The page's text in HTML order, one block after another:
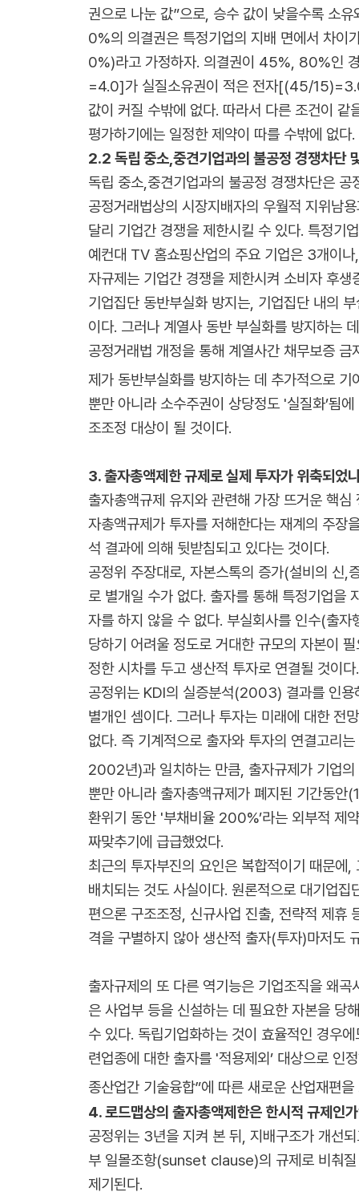
권으로 나눈 값”으로, 승수 값이 낮을수록 소
0%의 의결권은 특정기업의 지배 면에서 차
0%)라고 가정하자. 의결권이 45%, 80%인
=4.0]가 실질소유권이 적은 전자[(45/
값이 커질 수밖에 없다. 따라서 다른 조건이
평가하기에는 일정한 제약이 따를 수밖에 없다.
2.2 독립 중소,중견기업과의 불공정 경쟁차단
독립 중소,중견기업과의 불공정 경쟁차단은
공정거래법상의 시장지배자의 우월적 지위남
달리 기업간 경쟁을 제한시킬 수 있다. 특정기
예컨대 TV 홈쇼핑산업의 주요 기업은 3개이
자규제는 기업간 경쟁을 제한시켜 소비자 후생
기업집단 동반부실화 방지는, 기업집단 내의
이다. 그러나 계열사 동반 부실화를 방지하는
공정거래법 개정을 통해 계열사간 채무보증
제가 동반부실화를 방지하는 데 추가적으로
뿐만 아니라 소수주권이 상당정도 '실질화’됨
조조정 대상이 될 것이다.
3. 출자총액제한 규제로 실제 투자가 위축되었
출자총액규제 유지와 관련해 가장 뜨거운 핵
자총액규제가 투자를 저해한다는 재계의 주장
석 결과에 의해 뒷받침되고 있다는 것이다.
공정위 주장대로, 자본스톡의 증가(설비의 신,
로 별개일 수가 없다. 출자를 통해 특정기업을
자를 하지 않을 수 없다. 부실회사를 인수(출
당하기 어려울 정도로 거대한 규모의 자본이
정한 시차를 두고 생산적 투자로 연결될 것이다.
공정위는 KDI의 실증분석(2003) 결과를 인용
별개인 셈이다. 그러나 투자는 미래에 대한 전
없다. 즉 기계적으로 출자와 투자의 연결고리
2002년)과 일치하는 만큼, 출자규제가 기업
뿐만 아니라 출자총액규제가 폐지된 기간동
환위기 동안 '부채비율 200%’라는 외부적 제
짜맞추기에 급급했었다.
최근의 투자부진의 요인은 복합적이기 때문에
배치되는 것도 사실이다. 원론적으로 대기업
편으론 구조조정, 신규사업 진출, 전략적 제휴
격을 구별하지 않아 생산적 출자(투자)마저도
출자규제의 또 다른 역기능은 기업조직을 왜
은 사업부 등을 신설하는 데 필요한 자본을 당
수 있다. 독립기업화하는 것이 효율적인 경우
련업종에 대한 출자를 '적용제외’ 대상으로 인
종산업간 기술융합”에 따른 새로운 산업재편
4. 로드맵상의 출자총액제한은 한시적 규제인
공정위는 3년을 지켜 본 뒤, 지배구조가 개선
부 일몰조항(sunset clause)의 규제로 비춰질
제기된다.